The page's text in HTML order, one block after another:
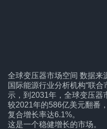
全球变压器市场空间 数据来
国际能源行业分析机构“联
示，到2031年，全球变压器
较2021年的586亿美元翻番
复合增长率达6.1%。
这是一个稳健增长的市场。